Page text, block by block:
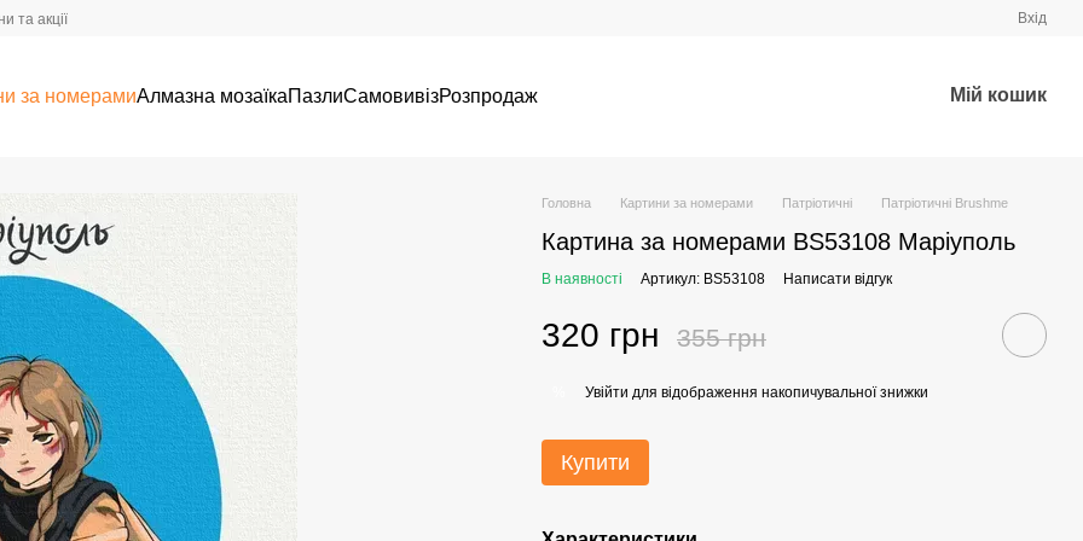
та акції Вхід
за номерамиАлмазна мозаїкаПазлиСамовивізРозпродаж Мій кошик
Головна Картини за номерами Патріотичні Патріотичні Brushme
Картина за номерами BS53108 Маріуполь
В наявності Артикул: BS53108 Написати відгук
320 грн 355 грн
Увійти для відображення накопичувальної знижки
Купити